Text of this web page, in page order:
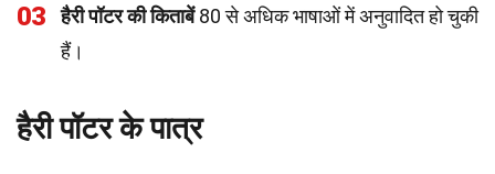
03 हैरी पॉटर की किताबें80 से अधिक भाषाओं में अनुवादित हो चुकी
हैं।
हैरी पॉटर के पात्र